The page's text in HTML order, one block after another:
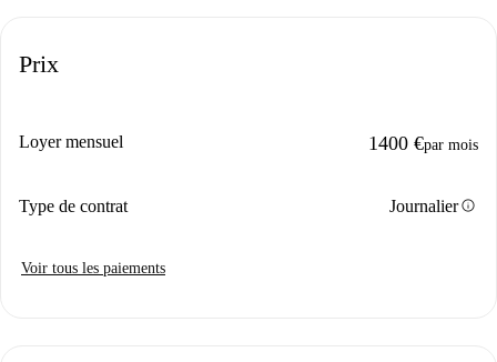
Prix
Loyer mensuel 1400 €par mois
Type de contrat Journalierinfo
Voir tous les paiements